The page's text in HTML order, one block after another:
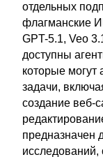
отдельных
флагманские
GPT-5.1, Veo
доступны
которые
задачи,
создание веб-
предназначен